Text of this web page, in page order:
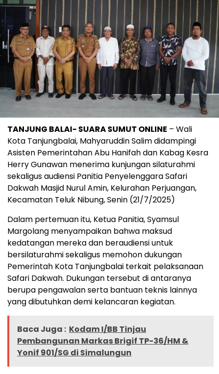
TANJUNG BALAI- SUARA SUMUT ONLINE – Wali
Kota Tanjungbalai, Mahyaruddin Salim didampingi
Asisten Pemerintahan Abu Hanifah dan Kabag Kesra
Herry Gunawan menerima kunjungan silaturahmi
sekaligus audiensi Panitia Penyelenggara Safari
Dakwah Masjid Nurul Amin, Kelurahan Perjuangan,
Kecamatan Teluk Nibung, Senin (21/7/2025)
Dalam pertemuan itu, Ketua Panitia, Syamsul
Margolang menyampaikan bahwa maksud
kedatangan mereka dan beraudiensi untuk
bersilaturahmi sekaligus memohon dukungan
Pemerintah Kota Tanjungbalai terkait pelaksanaan
Safari Dakwah. Dukungan tersebut di antaranya
berupa pengawalan serta bantuan teknis lainnya
yang dibutuhkan demi kelancaran kegiatan.
Baca Juga : Kodam I/BB Tinjau
Pembangunan Markas Brigif TP-36/HM &
Yonif 901/SG di Simalungun